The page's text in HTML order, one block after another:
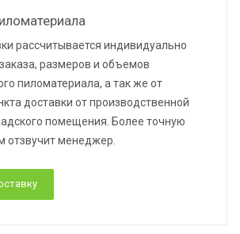
рассчитывается индивидуально
размеров и объемов
пиломатериала, а так же от
доставки от производственной
помещения. Более точную
отзвучит менеджер.